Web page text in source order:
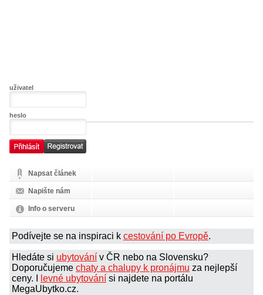
uživatel
heslo
Napsat článek
Napište nám
Info o serveru
Podívejte se na inspiraci k cestování po Evropě.
Hledáte si ubytování v ČR nebo na Slovensku?
Doporučujeme chaty a chalupy k pronájmu za nejlepší
ceny. I
levné ubytování si najdete na portálu
MegaUbytko.cz.